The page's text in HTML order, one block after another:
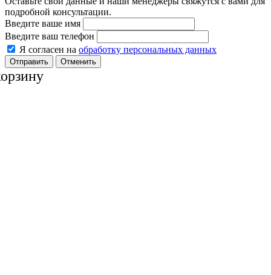
подробной консультации.
Введите ваше имя
Введите ваш телефон
Я согласен на обработку персональных данных
Отменить